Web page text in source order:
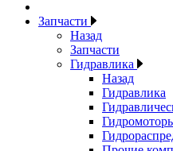
Запчасти
Назад
Запчасти
Гидравлика
Назад
Гидравлика